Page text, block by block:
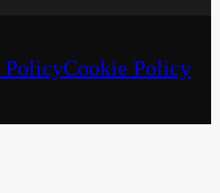
PolicyCookie Policy